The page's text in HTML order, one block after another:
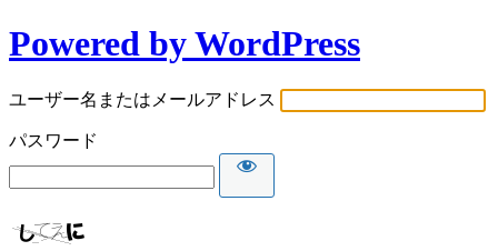
Powered by WordPress
ユーザー名またはメールアドレス
パスワード